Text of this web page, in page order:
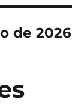
de 2026